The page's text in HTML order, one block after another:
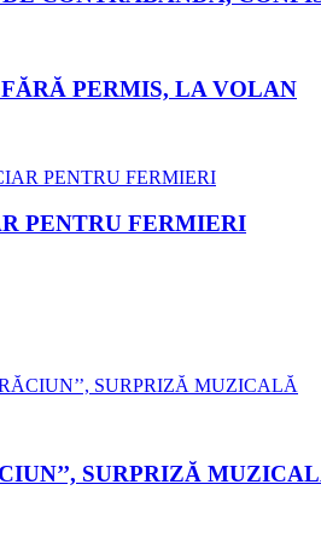
PERMIS, LA VOLAN
PENTRU FERMIERI
SURPRIZĂ